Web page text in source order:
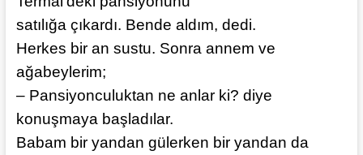
satılığa çıkardı. Bende aldım, dedi.
Herkes bir an sustu. Sonra annem ve
ağabeylerim;
– Pansiyonculuktan ne anlar ki? diye
konuşmaya başladılar.
Babam bir yandan gülerken bir yandan da